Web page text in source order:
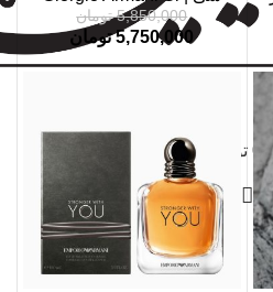
/
0 تومان
5,850,000 تومان
5,750,000 تومان